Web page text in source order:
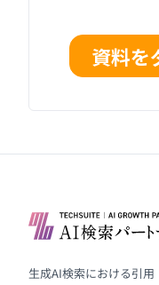
生成AI検索における引